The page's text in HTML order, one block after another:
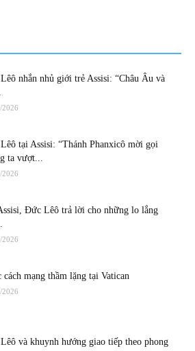
nhắn nhủ giới trẻ Assisi: “Châu Âu và
2026
tại Assisi: “Thánh Phanxicô mời gọi
ta vượt...
2026
Đức Lêô trả lời cho những lo lắng
2026
cách mạng thầm lặng tại Vatican
2026
và khuynh hướng giao tiếp theo phong